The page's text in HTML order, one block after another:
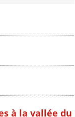
à la vallée du